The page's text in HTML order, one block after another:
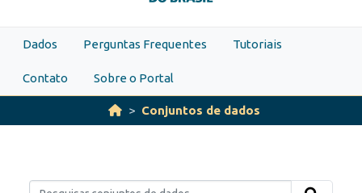
Dados Perguntas Frequentes Tutoriais
Contato Sobre o Portal
Conjuntos de dados